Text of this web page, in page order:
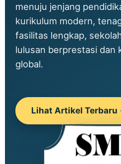
menuju jenjang
kurikulum modern,
fasilitas lengkap,
lulusan berprestasi dan
global.
Lihat Artikel Terbaru